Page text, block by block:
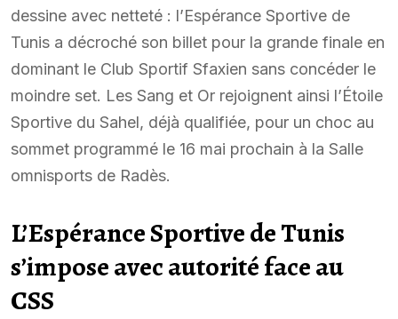
dessine avec netteté : l’Espérance Sportive de
Tunis a décroché son billet pour la grande finale en
dominant le Club Sportif Sfaxien sans concéder le
moindre set. Les Sang et Or rejoignent ainsi l’Étoile
Sportive du Sahel, déjà qualifiée, pour un choc au
sommet programmé le 16 mai prochain à la Salle
omnisports de Radès.
L’Espérance Sportive de Tunis
s’impose avec autorité face au
CSS